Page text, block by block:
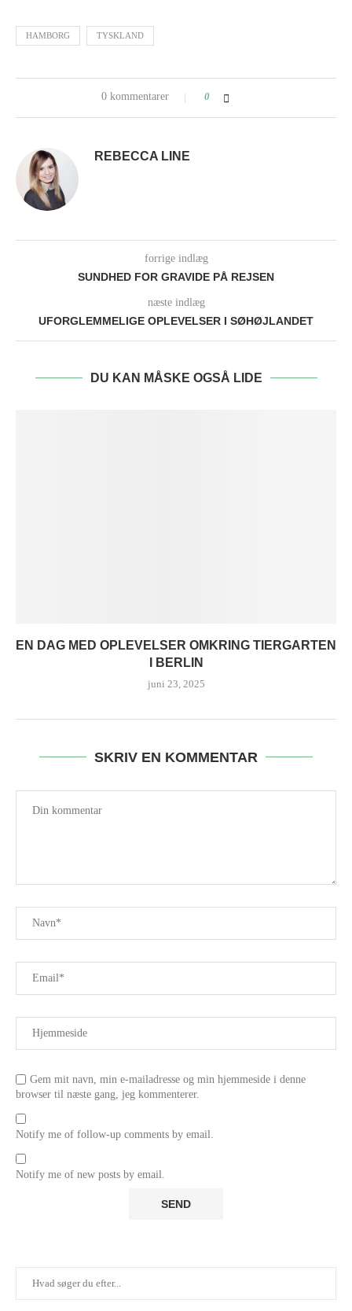
HAMBORG TYSKLAND
0 kommentarer 0
REBECCA LINE
forrige indlæg
SUNDHED FOR GRAVIDE PÅ REJSEN
næste indlæg
UFORGLEMMELIGE OPLEVELSER I SØHØJLANDET
DU KAN MÅSKE OGSÅ LIDE
EN DAG MED OPLEVELSER OMKRING TIERGARTEN
I BERLIN
juni 23, 2025
SKRIV EN KOMMENTAR
Gem mit navn, min e-mailadresse og min hjemmeside i denne
browser til næste gang, jeg kommenterer.
Notify me of follow-up comments by email.
Notify me of new posts by email.